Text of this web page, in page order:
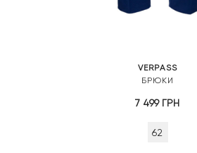
VERPASS
БРЮКИ
7 499 ГРН
62